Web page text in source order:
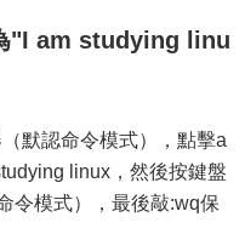
"I am studying linu
默認命令模式），點擊a
linux，然後按鍵盤
令模式），最後敲:wq保